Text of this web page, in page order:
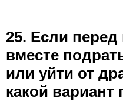
25. Если
вместе
или уйти от
какой вариант